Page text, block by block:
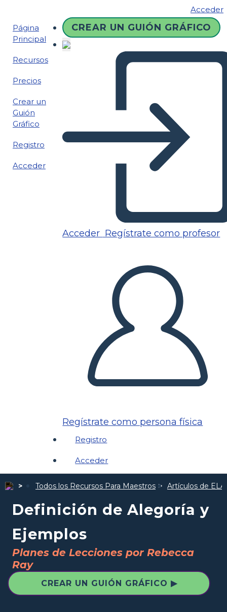
Acceder
Página
Principal
Recursos
Precios
Crear un
Guión
Gráfico
Registro
Acceder
CREAR UN GUIÓN GRÁFICO
Acceder Regístrate como profesor
Regístrate como persona física
Registro
Acceder
Todos los Recursos Para Maestros Artículos de ELA
Definición de Alegoría y
Ejemplos
Planes de Lecciones por Rebecca
Ray
CREAR UN GUIÓN GRÁFICO ▶